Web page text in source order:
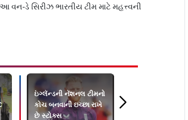
વન-ડે સિરીઝ ભારતીય ટીમ માટે મહત્ત્વની
ઇંગ્લૅન્ડની નૅશનલ ટીમનો
કોચ બનવાની ઇચ્છા રાખે
છે સ્ટોક્સ
રવિ શાસ્ત્રીએ
ફુટબૉલર જૂડ